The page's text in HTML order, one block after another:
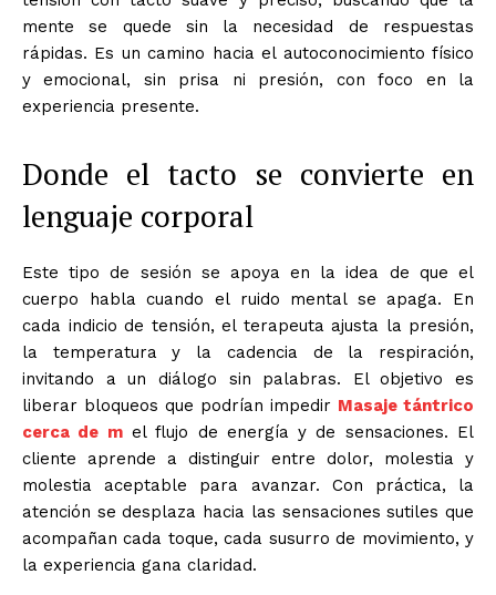
mente se quede sin la necesidad de respuestas
rápidas. Es un camino hacia el autoconocimiento físico
y emocional, sin prisa ni presión, con foco en la
experiencia presente.
Donde el tacto se convierte en
lenguaje corporal
Este tipo de sesión se apoya en la idea de que el
cuerpo habla cuando el ruido mental se apaga. En
cada indicio de tensión, el terapeuta ajusta la presión,
la temperatura y la cadencia de la respiración,
invitando a un diálogo sin palabras. El objetivo es
liberar bloqueos que podrían impedir Masaje tántrico
cerca de mel flujo de energía y de sensaciones. El
cliente aprende a distinguir entre dolor, molestia y
molestia aceptable para avanzar. Con práctica, la
atención se desplaza hacia las sensaciones sutiles que
acompañan cada toque, cada susurro de movimiento, y
la experiencia gana claridad.